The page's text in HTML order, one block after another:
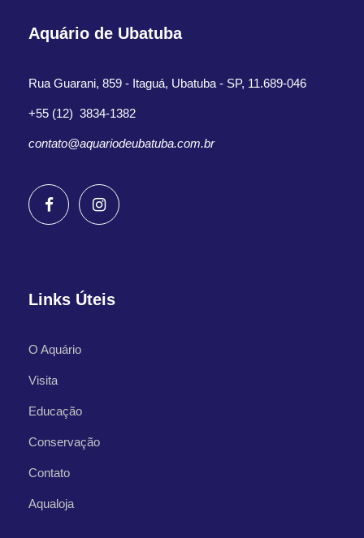
Aquário de Ubatuba
Rua Guarani, 859 - Itaguá, Ubatuba - SP, 11.689-046
+55 (12) 3834-1382
contato@aquariodeubatuba.com.br
Links Úteis
O Aquário
Visita
Educação
Conservação
Contato
Aqualoja